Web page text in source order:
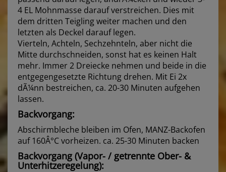
4 EL Mohnmasse darauf verstreichen. Dies mit
dem dritten Teigling weiter machen und den
letzten als Deckel darauf legen.
Vierteln, Achteln, Sechzehnteln, aber nicht die
Mitte durchschneiden, sonst hat es keinen Halt
mehr. Immer 2 Dreiecke nehmen und beide in die
entgegengesetzte Richtung drehen. Mit Ei 2x
dÃ¼nn bestreichen, ca. 20-30 Minuten aufgehen
lassen.
Backvorgang:
Abschirmbleche bleiben im Ofen, MANZ-Backofen
auf 160Â°C vorheizen. ca. 25-30 Minuten backen
Backvorgang (Vapor- / getrennte Ober- &
Unterhitzeregelung):